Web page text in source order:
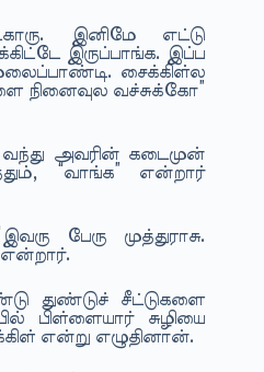
இனிமே எட்டு
இருப்பாங்க. இப்ப
சைக்கிள்ல
நினைவுல வச்சுக்கோ”
வந்து அவரின் கடைமுன்
“வாங்க” என்றார்
பேரு முத்துராசு.
என்றார்.
துண்டுச் சீட்டுகளை
பிள்ளையார் சுழியை
என்று எழுதினான்.